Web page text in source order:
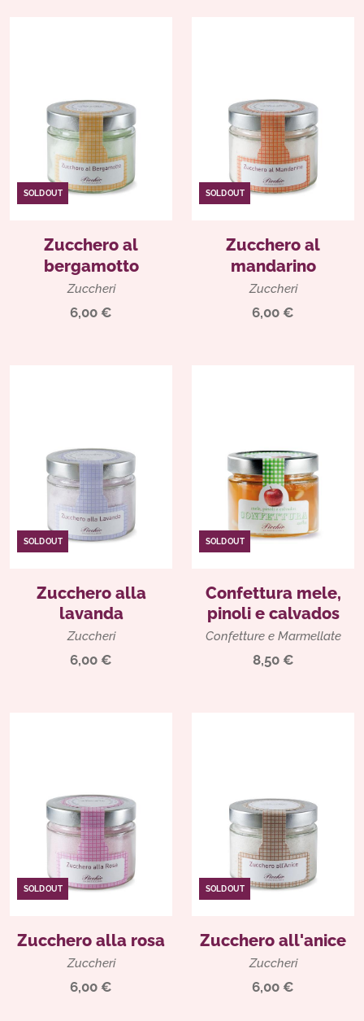
SOLD OUT
Zucchero al
bergamotto
Zuccheri
6,00 €
SOLD OUT
Zucchero al
mandarino
Zuccheri
6,00 €
SOLD OUT
Zucchero alla
lavanda
Zuccheri
6,00 €
SOLD OUT
Confettura mele,
pinoli e calvados
Confetture e Marmellate
8,50 €
SOLD OUT
Zucchero alla rosa
Zuccheri
6,00 €
SOLD OUT
Zucchero all'anice
Zuccheri
6,00 €